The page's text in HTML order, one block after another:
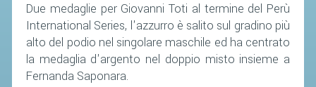
Due medaglie per Giovanni Toti al termine del Perù
International Series, l'azzurro è salito sul gradino più
alto del podio nel singolare maschile ed ha centrato
la medaglia d'argento nel doppio misto insieme a
Fernanda Saponara.